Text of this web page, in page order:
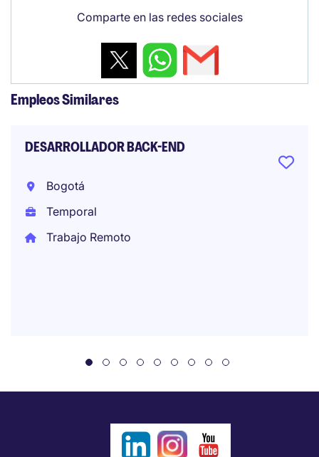
Comparte en las redes sociales
Empleos Similares
DESARROLLADOR BACK-END
Bogotá
Temporal
Trabajo Remoto